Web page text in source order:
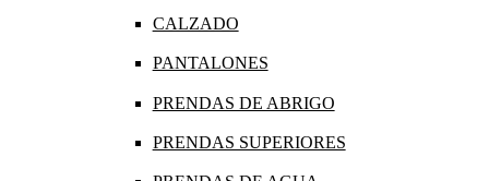
CALZADO
PANTALONES
PRENDAS DE ABRIGO
PRENDAS SUPERIORES